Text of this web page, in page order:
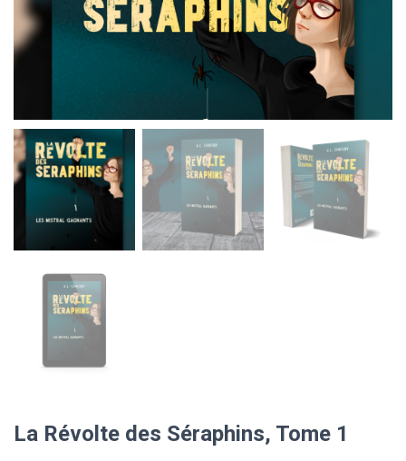
La Révolte des Séraphins, Tome 1